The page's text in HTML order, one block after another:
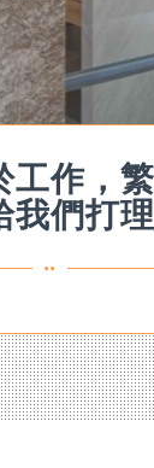
工作，
我們打理